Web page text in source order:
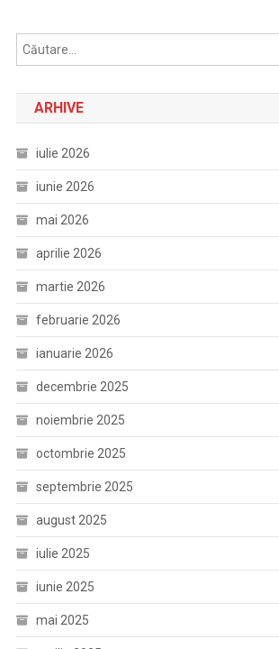
ARHIVE
iulie 2026
iunie 2026
mai 2026
aprilie 2026
martie 2026
februarie 2026
ianuarie 2026
decembrie 2025
noiembrie 2025
octombrie 2025
septembrie 2025
august 2025
iulie 2025
iunie 2025
mai 2025